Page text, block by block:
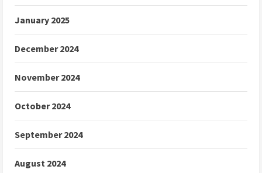
January 2025
December 2024
November 2024
October 2024
September 2024
August 2024